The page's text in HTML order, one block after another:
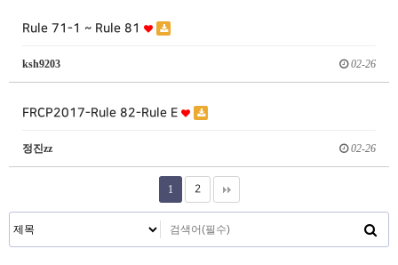
Rule 71-1 ~ Rule 81
ksh9203 02-26
FRCP2017-Rule 82-Rule E
정진zz 02-26
1 2